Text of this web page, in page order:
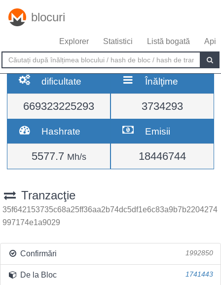
blocuri
Explorer Statistici Listă bogată Api
dificultate
669323225293
Înălţime
3734293
Hashrate
5577.7 Mh/s
Emisii
18446744
Tranzacţie
35f642153735c68a25ff36aa2b74dc5df1e6c83a9b7b2204274
997174e1a9029
Confirmări 1992850
De la Bloc 1741443